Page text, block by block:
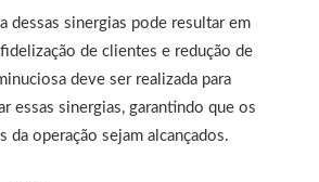
dessas sinergias pode resultar em
de clientes e redução de
deve ser realizada para
essas sinergias, garantindo que os
operação sejam alcançados.